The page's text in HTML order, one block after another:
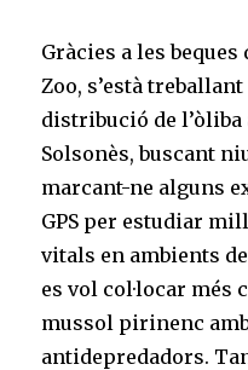
Gràcies a les
Zoo, s’està
distribució de l’òliba
Solsonès, buscant
marcant-ne alguns
GPS per estudiar
vitals en ambients
es vol col·locar més
mussol pirinenc
antidepredadors.